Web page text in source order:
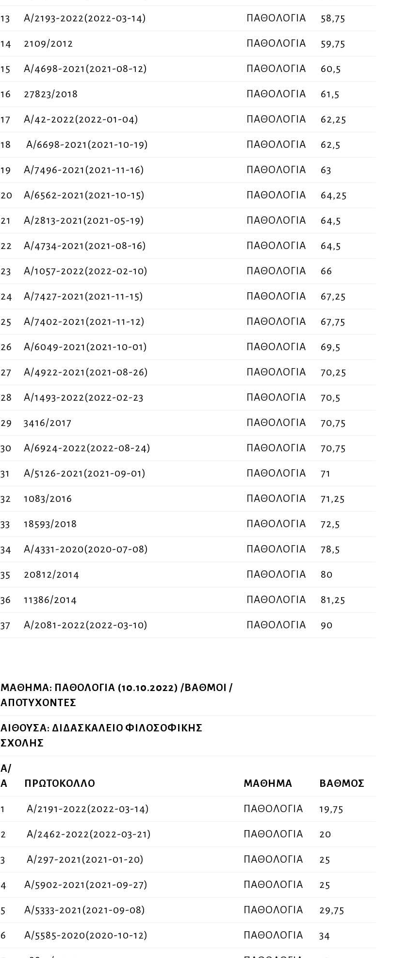
13 A/2193-2022(2022-03-14) ΠΑΘΟΛΟΓΙΑ 58,75
14 2109/2012 ΠΑΘΟΛΟΓΙΑ 59,75
15 Α/4698-2021(2021-08-12) ΠΑΘΟΛΟΓΙΑ 60,5
16 27823/2018 ΠΑΘΟΛΟΓΙΑ 61,5
17 Α/42-2022(2022-01-04) ΠΑΘΟΛΟΓΙΑ 62,25
18 Α/6698-2021(2021-10-19) ΠΑΘΟΛΟΓΙΑ 62,5
19 Α/7496-2021(2021-11-16) ΠΑΘΟΛΟΓΙΑ 63
20 Α/6562-2021(2021-10-15) ΠΑΘΟΛΟΓΙΑ 64,25
21 Α/2813-2021(2021-05-19) ΠΑΘΟΛΟΓΙΑ 64,5
22 Α/4734-2021(2021-08-16) ΠΑΘΟΛΟΓΙΑ 64,5
23 Α/1057-2022(2022-02-10) ΠΑΘΟΛΟΓΙΑ 66
24 Α/7427-2021(2021-11-15) ΠΑΘΟΛΟΓΙΑ 67,25
25 Α/7402-2021(2021-11-12) ΠΑΘΟΛΟΓΙΑ 67,75
26 Α/6049-2021(2021-10-01) ΠΑΘΟΛΟΓΙΑ 69,5
27 Α/4922-2021(2021-08-26) ΠΑΘΟΛΟΓΙΑ 70,25
28 Α/1493-2022(2022-02-23 ΠΑΘΟΛΟΓΙΑ 70,5
29 3416/2017 ΠΑΘΟΛΟΓΙΑ 70,75
30 A/6924-2022(2022-08-24) ΠΑΘΟΛΟΓΙΑ 70,75
31 Α/5126-2021(2021-09-01) ΠΑΘΟΛΟΓΙΑ 71
32 1083/2016 ΠΑΘΟΛΟΓΙΑ 71,25
33 18593/2018 ΠΑΘΟΛΟΓΙΑ 72,5
34 Α/4331-2020(2020-07-08) ΠΑΘΟΛΟΓΙΑ 78,5
35 20812/2014 ΠΑΘΟΛΟΓΙΑ 80
36 11386/2014 ΠΑΘΟΛΟΓΙΑ 81,25
37 A/2081-2022(2022-03-10) ΠΑΘΟΛΟΓΙΑ 90
ΜΑΘΗΜΑ: ΠΑΘΟΛΟΓΙΑ (10.10.2022) /ΒΑΘΜΟΙ /
ΑΠΟΤΥΧΟΝΤΕΣ
ΑΙΘΟΥΣΑ: ΔΙΔΑΣΚΑΛΕΙΟ ΦΙΛΟΣΟΦΙΚΗΣ
ΣΧΟΛΗΣ
Α/
Α
ΠΡΩΤΟΚΟΛΛΟ ΜΑΘΗΜΑ ΒΑΘΜΟΣ
1 A/2191-2022(2022-03-14) ΠΑΘΟΛΟΓΙΑ 19,75
2 A/2462-2022(2022-03-21) ΠΑΘΟΛΟΓΙΑ 20
3 Α/297-2021(2021-01-20) ΠΑΘΟΛΟΓΙΑ 25
4 Α/5902-2021(2021-09-27) ΠΑΘΟΛΟΓΙΑ 25
5 Α/5333-2021(2021-09-08) ΠΑΘΟΛΟΓΙΑ 29,75
6 Α/5585-2020(2020-10-12) ΠΑΘΟΛΟΓΙΑ 34